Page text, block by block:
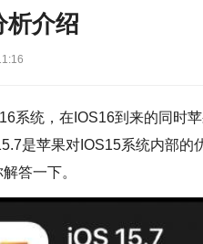
析介绍
系统，在IOS16到来的同时
是苹果对IOS15系统内部
答一下。